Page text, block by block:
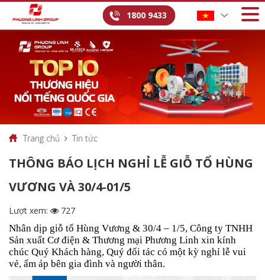
1800 9433
Trang chủ Tin tức
THÔNG BÁO LỊCH NGHỈ LỄ GIỖ TỔ HÙNG
VƯƠNG VÀ 30/4-01/5
Lượt xem:
727
Nhân dịp giỗ tổ Hùng Vương & 30/4 – 1/5, Công ty TNHH
Sản xuất Cơ điện & Thương mại Phương Linh xin kính
chúc Quý Khách hàng, Quý đối tác có một kỳ nghỉ lễ vui
vẻ, ấm áp bên gia đình và người thân.